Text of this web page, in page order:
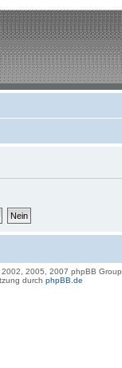
2005, 2007 phpBB Group
durch phpBB.de